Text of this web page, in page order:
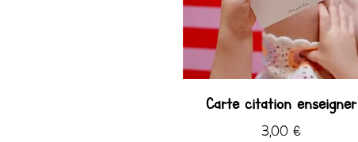
Carte citation enseigner
Prix
3,00 €